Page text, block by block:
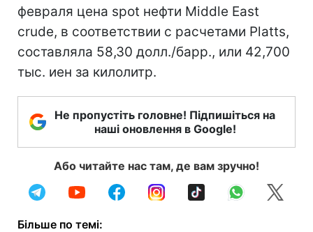
февраля цена spot нефти Middle East
crude, в соответствии с расчетами Platts,
составляла 58,30 долл./барр., или 42,700
тыс. иен за килолитр.
Не пропустіть головне! Підпишіться на
наші оновлення в Google!
Або читайте нас там, де вам зручно!
Більше по темі: